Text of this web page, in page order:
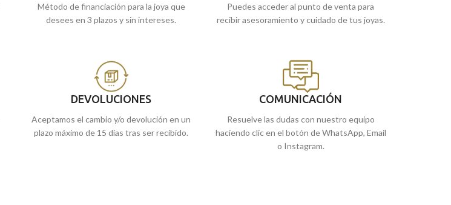
Método de financiación para la joya que
desees en 3 plazos y sin intereses.
Puedes acceder al punto de venta para
recibir asesoramiento y cuidado de tus joyas.
DEVOLUCIONES
Aceptamos el cambio y/o devolución en un
plazo máximo de 15 días tras ser recibido.
COMUNICACIÓN
Resuelve las dudas con nuestro equipo
haciendo clic en el botón de WhatsApp, Email
o Instagram.